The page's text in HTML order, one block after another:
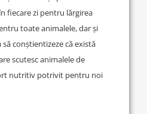
fiecare zi pentru lărgirea
toate animalele, dar și
conștientizeze că există
scutesc animalele de
nutritiv potrivit pentru noi